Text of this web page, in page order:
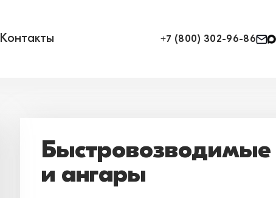
Контакты +7 (800) 302-96-86
и ангары